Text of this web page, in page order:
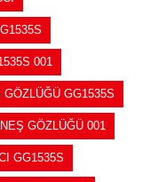
001
GÖZLÜĞÜ GG1535S
GÖZLÜĞÜ 001
GG1535S